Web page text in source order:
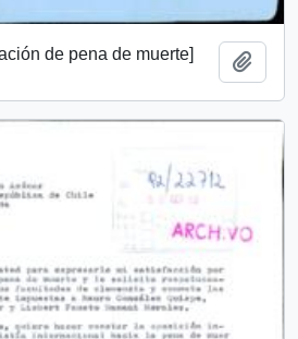
de pena de muerte]